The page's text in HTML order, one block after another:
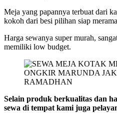
Meja yang papannya terbuat dari
kokoh dari besi pilihan siap
Harga sewanya super murah,
memiliki low budget.
Selain produk berkualitas dan
sewa di tempat kami juga